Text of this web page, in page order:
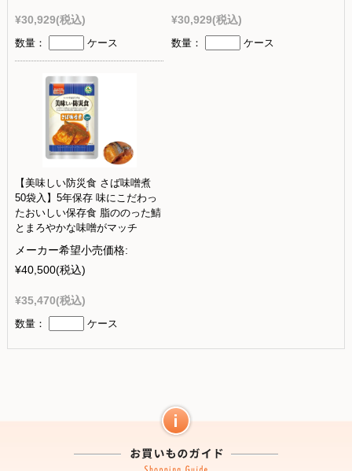
¥30,929(税込)
数量： ケース
¥30,929(税込)
数量： ケース
【美味しい防災食 さば味噌煮
50袋入】5年保存 味にこだわっ
たおいしい保存食 脂ののった鯖
とまろやかな味噌がマッチ
メーカー希望小売価格:
¥40,500(税込)
¥35,470(税込)
数量： ケース